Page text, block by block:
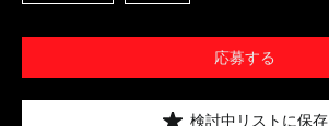
応募する
検討中リストに保存